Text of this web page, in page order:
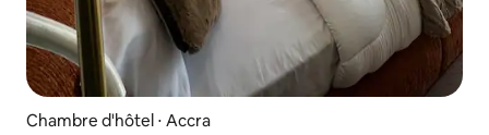
Chambre d'hôtel ⋅ Accra